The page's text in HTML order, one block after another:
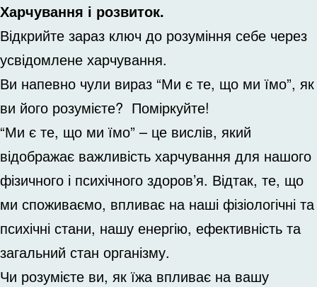
Харчування і розвиток.
Відкрийте зараз ключ до розуміння себе через
усвідомлене харчування.
Ви напевно чули вираз “Ми є те, що ми їмо”, як
ви його розумієте? Поміркуйте!
“Ми є те, що ми їмо” – це вислів, який
відображає важливість харчування для нашого
фізичного і психічного здоров’я. Відтак, те, що
ми споживаємо, впливає на наші фізіологічні та
психічні стани, нашу енергію, ефективність та
загальний стан організму.
Чи розумієте ви, як їжа впливає на вашу